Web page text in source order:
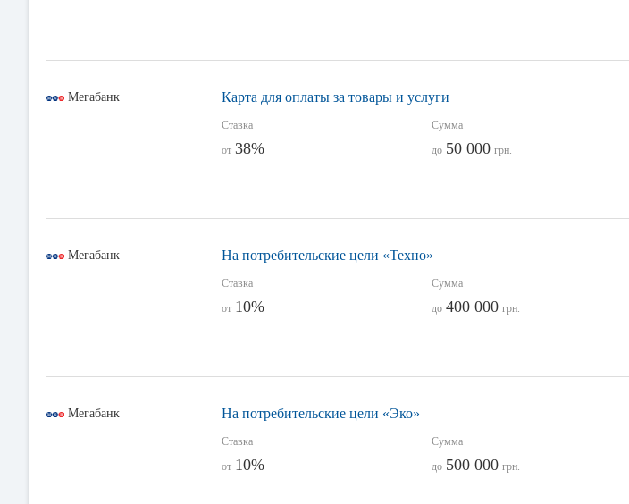
Мегабанк Карта для оплаты за товары и услуги
Ставка
от 38%
Сумма
до 50 000 грн.
Мегабанк На потребительские цели «Техно»
Ставка
от 10%
Сумма
до 400 000 грн.
Мегабанк На потребительские цели «Эко»
Ставка
от 10%
Сумма
до 500 000 грн.